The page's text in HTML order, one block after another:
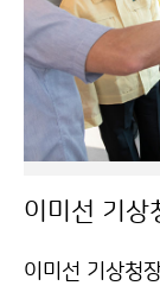
이미선 기상청